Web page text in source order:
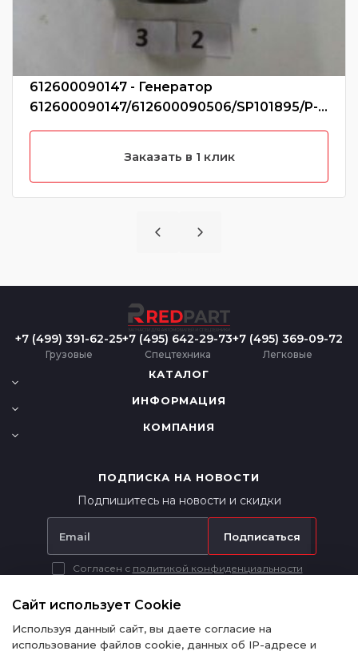
612600090147 - Генератор
612600090147/612600090506/SP101895/P-
C03-4001 (Без характеристики)
Заказать в 1 клик
+7 (499) 391-62-25
Грузовые
+7 (495) 642-29-73
Спецтехника
+7 (495) 369-09-72
Легковые
КАТАЛОГ
ИНФОРМАЦИЯ
КОМПАНИЯ
ПОДПИСКА НА НОВОСТИ
Подпишитесь на новости и скидки
Подписаться
Согласен с политикой конфиденциальности
информационный характер и ни при каких условиях не является
публичной офертой в соответствии с п. 2 ст. 437 ГК РФ.
Сайт использует Cookie
Используя данный сайт, вы даете согласие на
использование файлов cookie, данных об IP-адресе и